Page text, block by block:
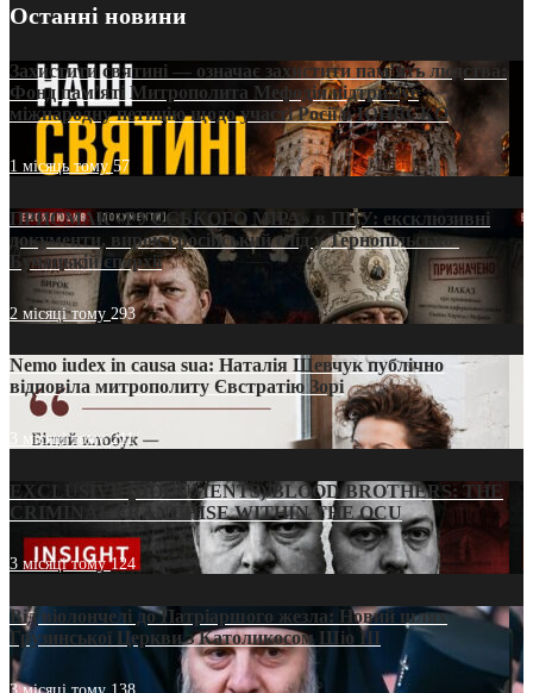
Останні новини
Захистити святині — означає захистити пам’ять людства:
Фонд пам’яті Митрополита Мефодія підтримує
міжнародну петицію щодо участі Росії в ЮНЕСКО
1 місяць тому57
ПРИСМАК «РУССЬКОГО МІРА» в ПЦУ: ексклюзивні
документи, вирок і російський слід у Тернопільсько-
Бучацькій єпархії
2 місяці тому 293
Nemo iudex in causa sua: Наталія Шевчук публічно
відповіла митрополиту Євстратію Зорі
3 місяці тому211
EXCLUSIVE (DOCUMENTS)/BLOOD BROTHERS: THE
CRIMINAL FRANCHISE WITHIN THE OCU
3 місяці тому124
Від віолончелі до Патріаршого жезла: Новий шлях
Грузинської Церкви з Католикосом Шіо III